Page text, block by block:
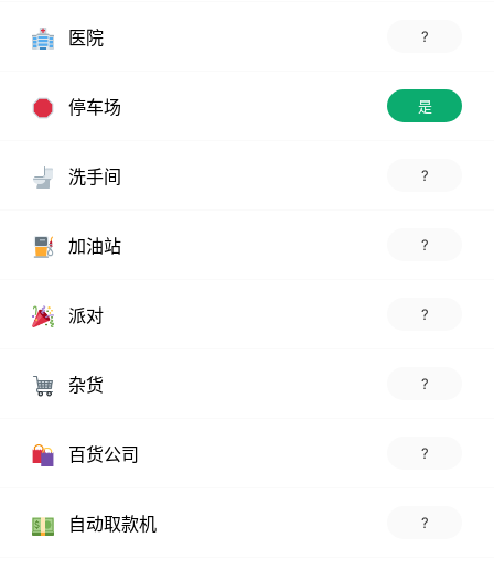
医院 ?
停车场 是
洗手间 ?
加油站 ?
派对 ?
杂货 ?
百货公司 ?
自动取款机 ?